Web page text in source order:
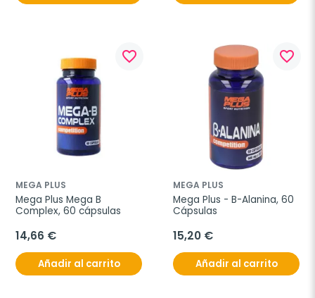
favorite_border
MEGA PLUS
Mega Plus Mega B
Complex, 60 cápsulas
14,66 €
Añadir al carrito
favorite_border
MEGA PLUS
Mega Plus - B-Alanina, 60
Cápsulas
15,20 €
Añadir al carrito